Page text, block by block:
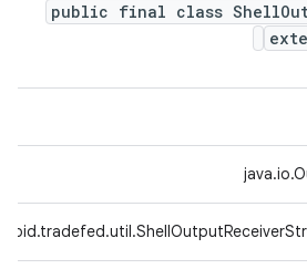
public final class